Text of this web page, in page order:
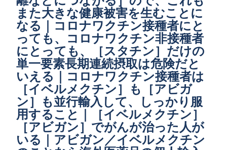
また大きな健康被害を生むことに
なる｜コロナワクチン接種者にと
っても、コロナワクチン非接種者
にとっても、［スタチン］だけの
単一要素長期連続摂取は危険だと
いえる｜コロナワクチン接種者は
［イベルメクチン］も［アビガ
ン］も並行輸入して、しっかり服
用すること｜［イベルメクチン］
［アビガン］でがんが治った人が
いる｜アビガン／イベルメクチン